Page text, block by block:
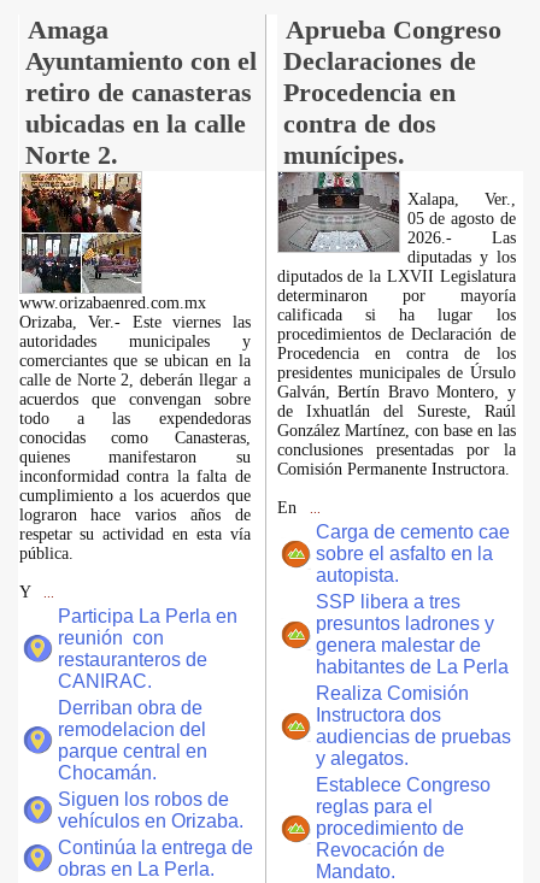
Amaga
Ayuntamiento con el
retiro de canasteras
ubicadas en la calle
Norte 2.
Aprueba Congreso
Declaraciones de
Procedencia en
contra de dos
munícipes.
www.orizabaenred.com.mx
Orizaba, Ver.- Este viernes las
autoridades municipales y
comerciantes que se ubican en la
calle de Norte 2, deberán llegar a
acuerdos que convengan sobre
todo a las expendedoras
conocidas como Canasteras,
quienes manifestaron su
inconformidad contra la falta de
cumplimiento a los acuerdos que
lograron hace varios años de
respetar su actividad en esta vía
pública.
Y
Participa La Perla en
reunión con
restauranteros de
CANIRAC.
Derriban obra de
remodelacion del
parque central en
Chocamán.
Siguen los robos de
vehículos en Orizaba.
Continúa la entrega de
obras en La Perla.
Xalapa, Ver.,
05 de agosto de
2026.- Las
diputadas y los
diputados de la LXVII Legislatura
determinaron por mayoría
calificada si ha lugar los
procedimientos de Declaración de
Procedencia en contra de los
presidentes municipales de Úrsulo
Galván, Bertín Bravo Montero, y
de Ixhuatlán del Sureste, Raúl
González Martínez, con base en las
conclusiones presentadas por la
Comisión Permanente Instructora.
En
Carga de cemento cae
sobre el asfalto en la
autopista.
SSP libera a tres
presuntos ladrones y
genera malestar de
habitantes de La Perla
Realiza Comisión
Instructora dos
audiencias de pruebas
y alegatos.
Establece Congreso
reglas para el
procedimiento de
Revocación de
Mandato.